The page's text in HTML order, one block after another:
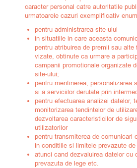
caracter personal catre autoritatile
urmatoarele cazuri exemplificativ
pentru administrarea site-ului
in situatiile in care aceasta
pentru atribuirea de premii sau
vizate, obtinute ca urmare a
campanii promotionale organizate
site-ului;
pentru mentinerea, personalizarea
si a serviciilor derulate prin
pentru efectuarea analizei datelor,
monitorizarea tendintelor de
dezvoltarea caracteristicilor de
utilizatorilor
pentru transmiterea de comunicari
in conditiile si limitele prevazute de
atunci cand dezvaluirea datelor cu
prevazuta de lege etc.